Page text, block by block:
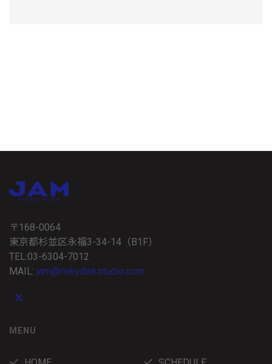
〒168-0064
東京都杉並区永福3-34-14（B1F）
TEL:03-6304-7012
MAIL: jam@rinkydinkstudio.com
MENU